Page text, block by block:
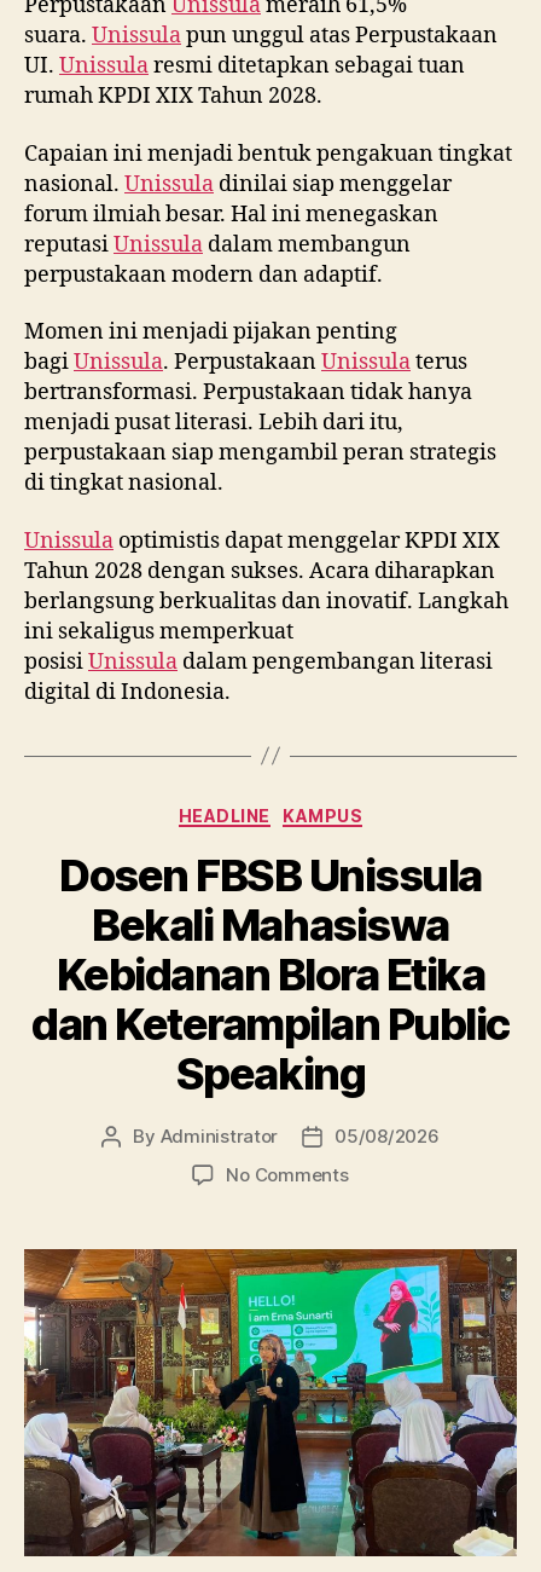
Perpustakaan Unissulameraih 61,5%
suara. Unissulapun unggul atas Perpustakaan
UI. Unissularesmi ditetapkan sebagai tuan
rumah KPDI XIX Tahun 2028.
Capaian ini menjadi bentuk pengakuan tingkat
nasional. Unissula dinilai siap menggelar
forum ilmiah besar. Hal ini menegaskan
reputasiUnissula dalam membangun
perpustakaan modern dan adaptif.
Momen ini menjadi pijakan penting
bagiUnissula. PerpustakaanUnissulaterus
bertransformasi. Perpustakaan tidak hanya
menjadi pusat literasi. Lebih dari itu,
perpustakaan siap mengambil peran strategis
di tingkat nasional.
Unissula optimistis dapat menggelar KPDI XIX
Tahun 2028 dengan sukses. Acara diharapkan
berlangsung berkualitas dan inovatif. Langkah
ini sekaligus memperkuat
posisiUnissula dalam pengembangan literasi
digital di Indonesia.
Categories
HEADLINE KAMPUS
Dosen FBSB Unissula
Bekali Mahasiswa
Kebidanan Blora Etika
dan Keterampilan Public
Speaking
Post
By Administrator
Post
date
05/08/2026
No Commentson
Unissula
Bekali
Mahasiswa
Kebidanan
Blora
Etika
dan
Keterampilan
Public
Speaking